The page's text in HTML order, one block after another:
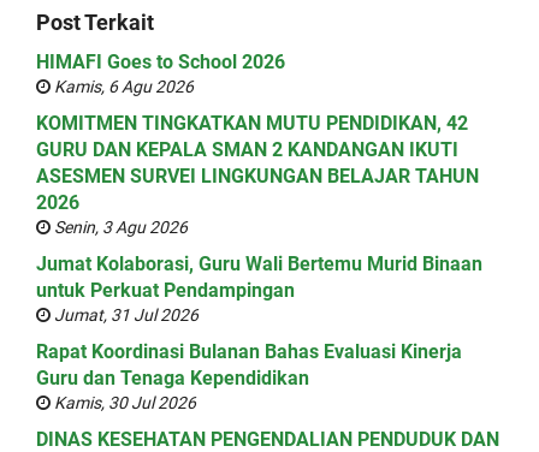
Post Terkait
HIMAFI Goes to School 2026
Kamis, 6 Agu 2026
KOMITMEN TINGKATKAN MUTU PENDIDIKAN, 42
GURU DAN KEPALA SMAN 2 KANDANGAN IKUTI
ASESMEN SURVEI LINGKUNGAN BELAJAR TAHUN
2026
Senin, 3 Agu 2026
Jumat Kolaborasi, Guru Wali Bertemu Murid Binaan
untuk Perkuat Pendampingan
Jumat, 31 Jul 2026
Rapat Koordinasi Bulanan Bahas Evaluasi Kinerja
Guru dan Tenaga Kependidikan
Kamis, 30 Jul 2026
DINAS KESEHATAN PENGENDALIAN PENDUDUK DAN